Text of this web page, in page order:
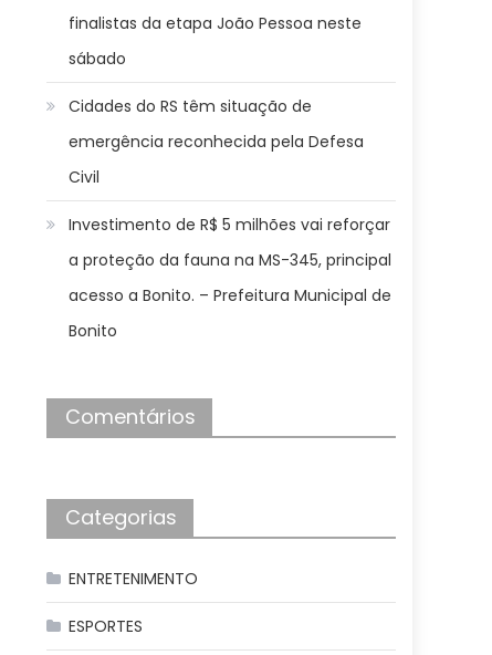
finalistas da etapa João Pessoa neste
sábado
Cidades do RS têm situação de
emergência reconhecida pela Defesa
Civil
Investimento de R$ 5 milhões vai reforçar
a proteção da fauna na MS-345, principal
acesso a Bonito. – Prefeitura Municipal de
Bonito
Comentários
Categorias
ENTRETENIMENTO
ESPORTES